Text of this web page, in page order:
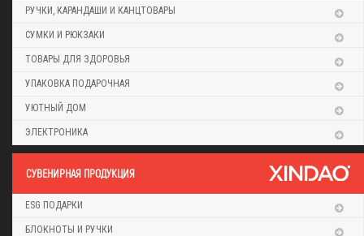
РУЧКИ, КАРАНДАШИ И КАНЦТОВАРЫ
СУМКИ И РЮКЗАКИ
ТОВАРЫ ДЛЯ ЗДОРОВЬЯ
УПАКОВКА ПОДАРОЧНАЯ
УЮТНЫЙ ДОМ
ЭЛЕКТРОНИКА
CУВЕНИРНАЯ ПРОДУКЦИЯ
ESG ПОДАРКИ
БЛОКНОТЫ И РУЧКИ